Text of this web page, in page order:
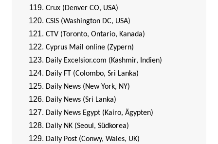
Crux (Denver CO, USA)
CSIS (Washington DC, USA)
CTV (Toronto, Ontario, Kanada)
Cyprus Mail online (Zypern)
Daily Excelsior.com (Kashmir, Indien)
Daily FT (Colombo, Sri Lanka)
Daily News (New York, NY)
Daily News (Sri Lanka)
Daily News Egypt (Kairo, Ägypten)
Daily NK (Seoul, Südkorea)
Daily Post (Conwy, Wales, UK)